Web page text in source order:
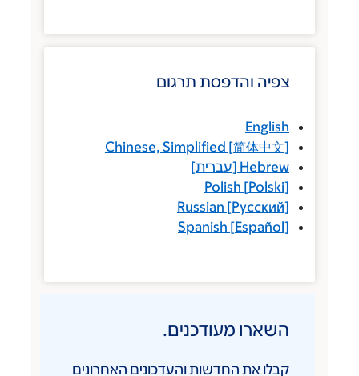
צפיה והדפסת תרגום
English
Chinese, Simplified[简体中文 ]
Hebrew
[עברית]
Polish[Polski ]
Russian[Русский ]
Spanish[Español ]
השארו מעודכנים.
קבלו את החדשות והעדכונים האחרונים